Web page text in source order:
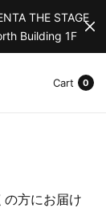
THE STAGE
Building 1F
Cart 0
方にお届け